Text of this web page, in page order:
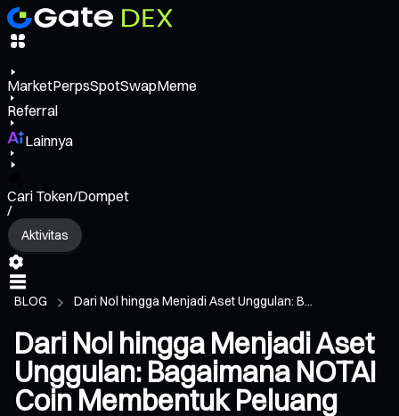
MarketPerpsSpotSwapMeme
Referral
Lainnya
Cari Token/Dompet
/
Aktivitas
BLOG Dari Nol hingga Menjadi Aset Unggulan: B...
Dari Nol hingga Menjadi Aset
Unggulan: Bagaimana NOTAI
Coin Membentuk Peluang